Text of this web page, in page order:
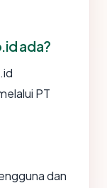
ada?
PT
dan